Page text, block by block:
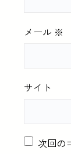
メール ※
サイト
次回の